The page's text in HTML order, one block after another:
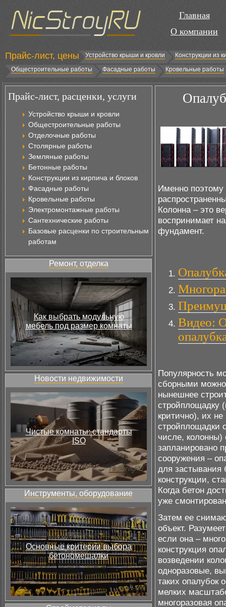
Главная
О компании
Прайс-лист, цены Устройство крыши и кровли
Конструкции из
Общестроительные работы
Фасадные работы Кровельные работы
Прайс-лист, расценки, услуги
Устройство крыши и кровли
Общестроительные работы
Отделочные работы
Столярные работы
Земляные работы
Бетонные работы
Конструкции из кирпича и блоков
Фасадные работы
Кровельные работы
Электромонтажные работы
Сантехнические работы
Базовые расценки по строительным
работам
Ремонт, отделка
Как выбрать модульную
мебель под размер комнаты
Новости недвижимости
Чистые комнаты: стандарты
ISO
Инструменты, оборудование
Основные критерии выбора
бетономешалки
Именно поэтому
Колонна – это
воспринимает
фундамент.
Видео:
Популярность
сборными можно
нынешнее
стройплощадку
критично), их
стройплощадки
числе, колонны)
запланировано
сооружения –
для застывания
конструкции,
Когда бетон
уже
Затем ее
объект.
если она –
конструкция
возведении
одноразовые,
таких опалубок
мелких
многоразовая